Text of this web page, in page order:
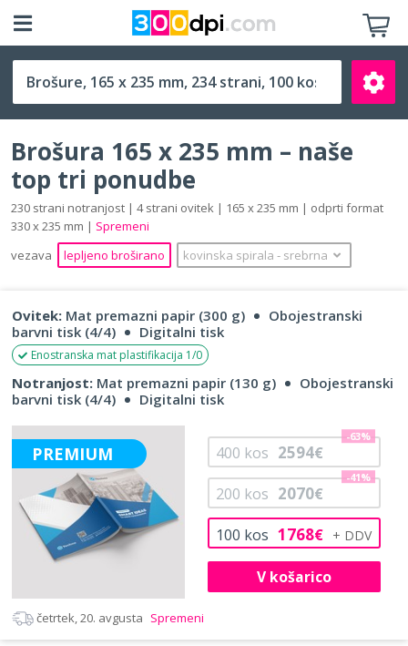
165 x 235 mm
Išči
Brošura 165 x 235 mm – naše
top tri ponudbe
230 strani notranjost | 4 strani ovitek | 165 x 235 mm | odprti format
330 x 235 mm | Spremeni
vezava
lepljeno broširano kovinska spirala ‐ srebrna
Ovitek: Mat premazni papir (300 g)
Obojestranski
barvni tisk (4/4)
Digitalni tisk
Enostranska mat plastifikacija 1/0
Notranjost: Mat premazni papir (130 g)
Obojestranski
barvni tisk (4/4)
Digitalni tisk
PREMIUM
100 kos 1768€
200 kos 2070€
-41%
400 kos 2594€
-63%
V košarico
četrtek, 20. avgusta Spremeni